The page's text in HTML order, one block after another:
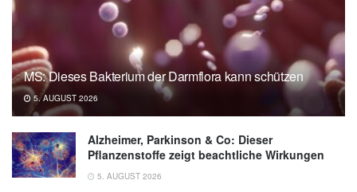
MS: Dieses Bakterium der Darmflora kann schützen
5. AUGUST 2026
Alzheimer, Parkinson & Co: Dieser
Pflanzenstoffe zeigt beachtliche Wirkungen
5. AUGUST 2026